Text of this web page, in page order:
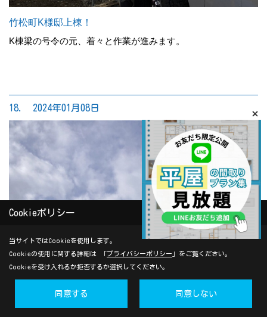
竹松町K様邸上棟！
K棟梁の号令の元、着々と作業が進みます。
18. 2024年01月08日
Cookieポリシー
当サイトではCookieを使用します。
Cookieの使用に関する詳細は 「プライバシーポリシー 」をご覧ください。
Cookieを受け入れるか拒否するか選択してください。
同意する 同意しない